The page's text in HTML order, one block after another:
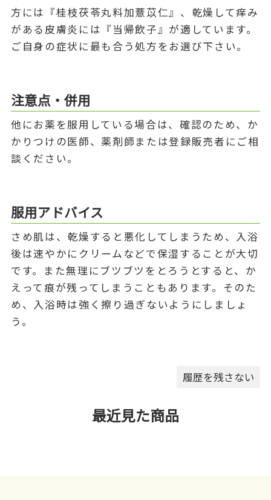
方には『桂枝茯苓丸料加薏苡仁』、乾燥して痒み
がある皮膚炎には『当帰飲子』が適しています。
ご自身の症状に最も合う処方をお選び下さい。
注意点・併用
他にお薬を服用している場合は、確認のため、か
かりつけの医師、薬剤師または登録販売者にご相
談ください。
服用アドバイス
さめ肌は、乾燥すると悪化してしまうため、入浴
後は速やかにクリームなどで保湿することが大切
です。また無理にブツブツをとろうとすると、か
えって痕が残ってしまうこともあります。そのた
め、入浴時は強く擦り過ぎないようにしましょ
う。
履歴を残さない
最近見た商品